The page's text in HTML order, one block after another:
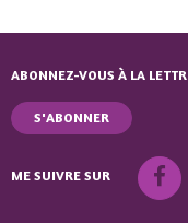
ABONNEZ-VOUS À LA
S'ABONNER
ME SUIVRE SUR